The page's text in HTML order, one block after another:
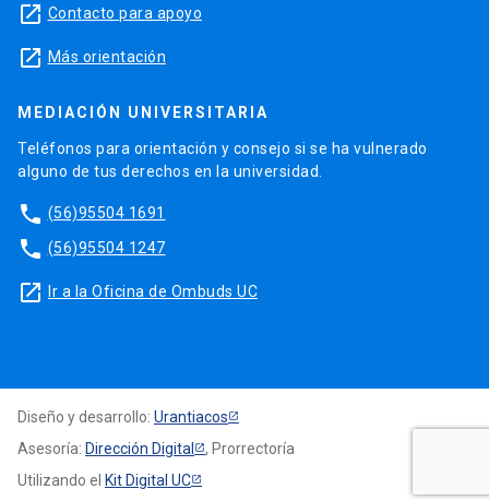
launch Contacto para apoyo
launch Más orientación
MEDIACIÓN UNIVERSITARIA
Teléfonos para orientación y consejo si se ha vulnerado
alguno de tus derechos en la universidad.
phone (56)95504 1691
phone (56)95504 1247
launch Ir a la Oficina de Ombuds UC
Diseño y desarrollo: Urantiacos
Asesoría: Dirección Digital
, Prorrectoría
Utilizando el Kit Digital UC